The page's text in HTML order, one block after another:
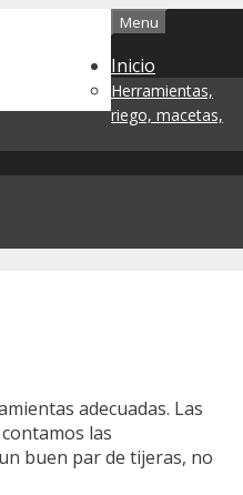
Menu
Inicio
Herramientas,
riego, macetas,
adecuadas. Las
las
buen par de tijeras, no